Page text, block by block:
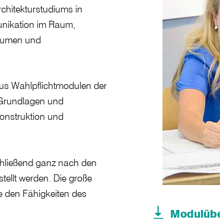
in
im Raum,
und
Wahlpflichtmodulen der
und
und
ganz nach den
werden. Die große
den Fähigkeiten des